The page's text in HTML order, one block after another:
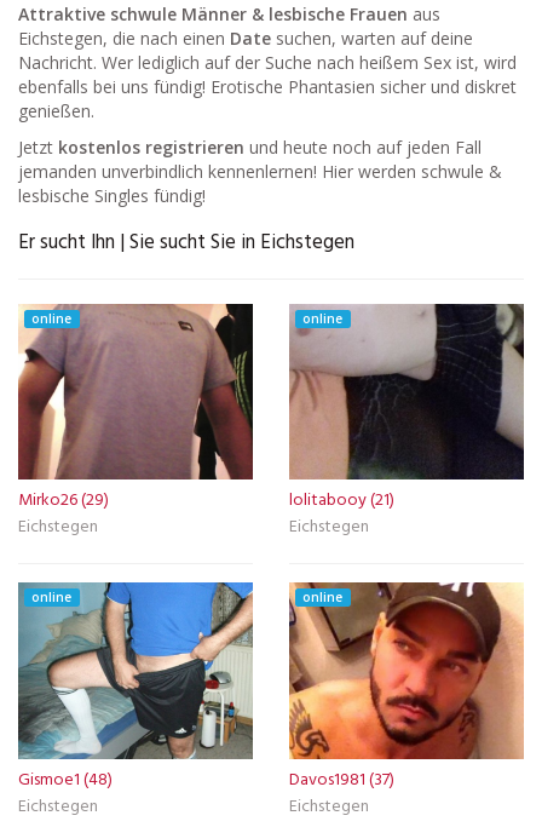
Attraktive schwule Männer & lesbische Frauen aus
Eichstegen, die nach einen Date suchen, warten auf deine
Nachricht. Wer lediglich auf der Suche nach heißem Sex ist, wird
ebenfalls bei uns fündig! Erotische Phantasien sicher und diskret
genießen.
Jetzt kostenlos registrieren und heute noch auf jeden Fall
jemanden unverbindlich kennenlernen! Hier werden schwule &
lesbische Singles fündig!
Er sucht Ihn | Sie sucht Sie in Eichstegen
online
Mirko26 (29)
Eichstegen
online
lolitabooy (21)
Eichstegen
online
Gismoe1 (48)
Eichstegen
online
Davos1981 (37)
Eichstegen